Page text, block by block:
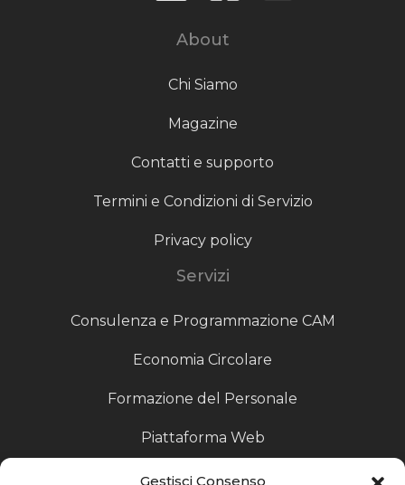
Gestisci Consenso
About
Chi Siamo
Magazine
Contatti e supporto
Termini e Condizioni di Servizio
Privacy policy
Servizi
Consulenza e Programmazione CAM
Economia Circolare
Formazione del Personale
Piattaforma Web
Scouting fornitori